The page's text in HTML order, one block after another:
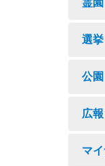
霊
選挙
公園
広報
マ